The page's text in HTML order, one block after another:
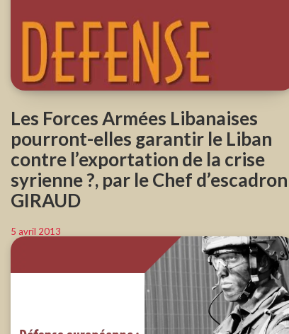
Les Forces Armées Libanaises
pourront-elles garantir le Liban
contre l’exportation de la crise
syrienne ?, par le Chef d’escadron
GIRAUD
5 avril 2013